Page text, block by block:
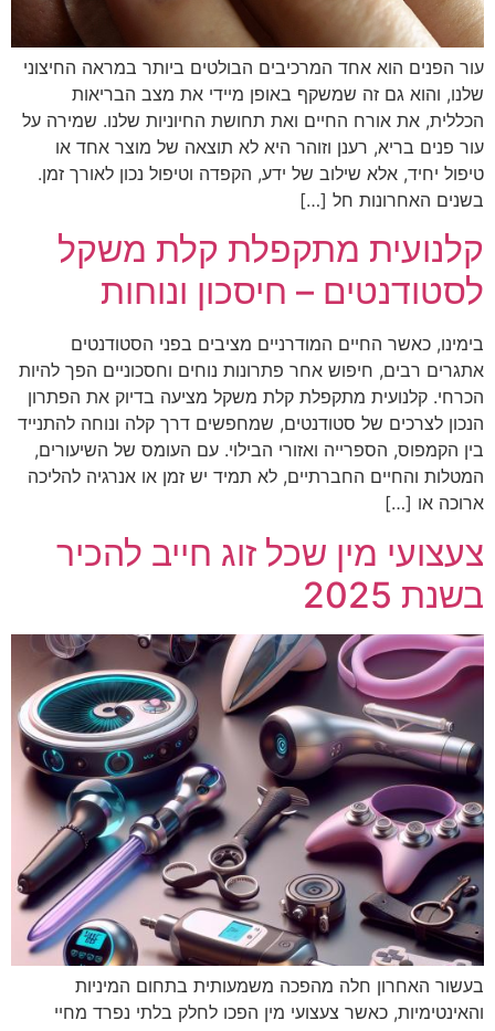
עור הפנים הוא אחד המרכיבים הבולטים ביותר במראה החיצוני
שלנו, והוא גם זה שמשקף באופן מיידי את מצב הבריאות
הכללית, את אורח החיים ואת תחושת החיוניות שלנו. שמירה על
עור פנים בריא, רענן וזוהר היא לא תוצאה של מוצר אחד או
טיפול יחיד, אלא שילוב של ידע, הקפדה וטיפול נכון לאורך זמן.
בשנים האחרונות חל […]
קלנועית מתקפלת קלת משקל
לסטודנטים – חיסכון ונוחות
בימינו, כאשר החיים המודרניים מציבים בפני הסטודנטים
אתגרים רבים, חיפוש אחר פתרונות נוחים וחסכוניים הפך להיות
הכרחי. קלנועית מתקפלת קלת משקל מציעה בדיוק את הפתרון
הנכון לצרכים של סטודנטים, שמחפשים דרך קלה ונוחה להתנייד
בין הקמפוס, הספרייה ואזורי הבילוי. עם העומס של השיעורים,
המטלות והחיים החברתיים, לא תמיד יש זמן או אנרגיה להליכה
ארוכה או […]
צעצועי מין שכל זוג חייב להכיר
בשנת 2025
בעשור האחרון חלה מהפכה משמעותית בתחום המיניות
והאינטימיות, כאשר צעצועי מין הפכו לחלק בלתי נפרד מחיי